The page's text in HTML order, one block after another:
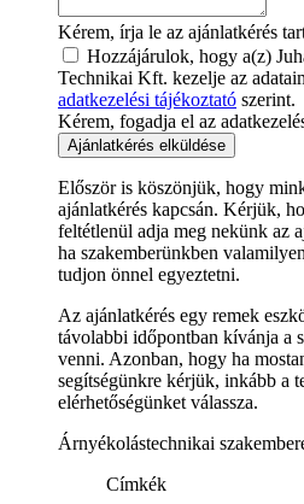
Kérem, írja le az ajánlatkérés
Hozzájárulok, hogy a(z)
Technikai Kft. kezelje az
adatkezelési tájékoztató szerint.
Kérem, fogadja el az
Ajánlatkérés elküldése
Először is köszönjük, hogy
ajánlatkérés kapcsán. Kérjük,
feltétlenül adja meg nekünk az
ha szakemberünkben
tudjon önnel egyeztetni.
Az ajánlatkérés egy remek
távolabbi időpontban kívánja a
venni. Azonban, hogy ha
segítségünkre kérjük, inkább a
elérhetőségünket válassza.
Árnyékolástechnikai
Címkék